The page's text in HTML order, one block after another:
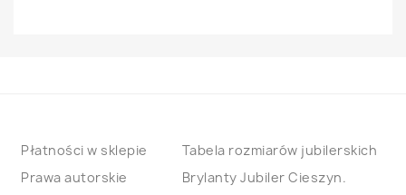
Płatności w sklepie
Prawa autorskie
Tabela rozmiarów jubilerskich
Brylanty Jubiler Cieszyn.